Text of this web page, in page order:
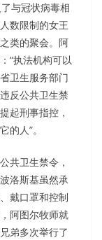
与冠状病毒相
数限制的女王
类的聚会。阿
“执法机构可以
卫生服务部门
反公共卫生禁
起刑事指控，
人”。
共卫生禁令，
洛斯基虽然承
戴口罩和控制
阿图尔牧师就
弟多次举行了